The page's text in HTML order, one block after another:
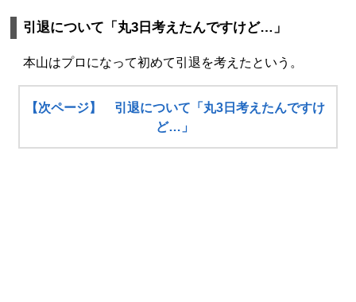
引退について「丸3日考えたんですけど…」
本山はプロになって初めて引退を考えたという。
【次ページ】 引退について「丸3日考えたんですけ
ど…」